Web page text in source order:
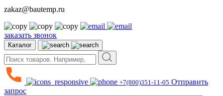
zakaz@bautemp.ru
заказать звонок
Каталог
+7(800)351-11-05 Отправить
запрос